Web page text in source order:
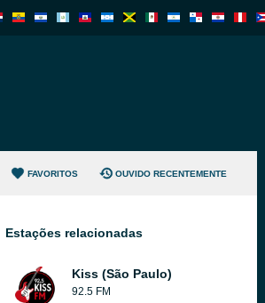
FAVORITOS OUVIDO RECENTEMENTE
Estações relacionadas
Kiss (São Paulo)
92.5 FM